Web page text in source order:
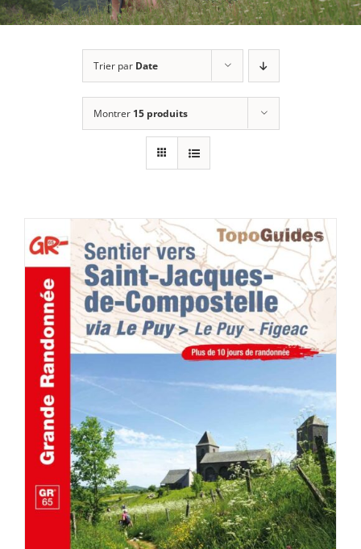
Trier par Date
Montrer 15 produits
AJOUTER AU PANIER / DÉTAILS